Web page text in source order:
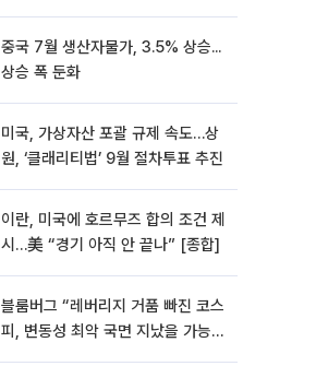
중국 7월 생산자물가, 3.5% 상승...
상승 폭 둔화
미국, 가상자산 포괄 규제 속도…상
원, ‘클래리티법’ 9월 절차투표 추진
이란, 미국에 호르무즈 합의 조건 제
시…美 “경기 아직 안 끝나” [종합]
블룸버그 “레버리지 거품 빠진 코스
피, 변동성 최악 국면 지났을 가능